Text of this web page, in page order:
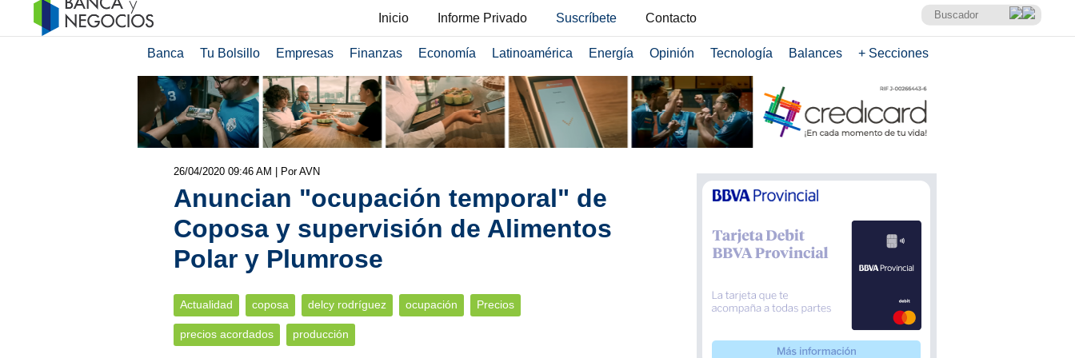
Inicio Informe Privado Suscríbete Contacto
Banca Tu Bolsillo Empresas Finanzas Economía Latinoamérica Energía Opinión Tecnología Balances + Secciones
26/04/2020 09:46 AM | Por AVN
Anuncian "ocupación temporal" de
Coposa y supervisión de Alimentos
Polar y Plumrose
Actualidad coposa delcy rodríguez ocupación Precios
precios acordados producción